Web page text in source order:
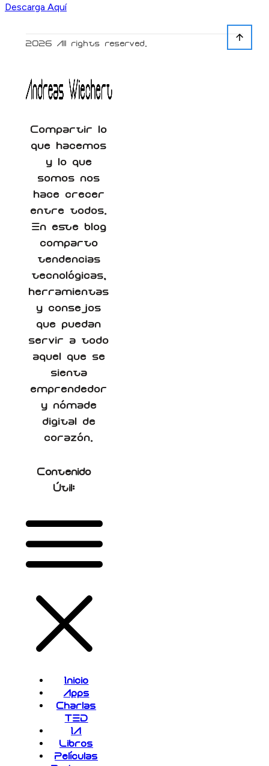
Descarga Aquí
Compartir lo
que hacemos
y lo que
somos nos
hace crecer
entre todos.
En este blog
comparto
tendencias
tecnológicas,
herramientas
y consejos
que puedan
servir a todo
aquel que se
sienta
emprendedor
y nómade
digital de
corazón.
Contenido
Útil:
Inicio
Apps
Charlas
TED
IA
Libros
Películas
2026 All rights reserved.